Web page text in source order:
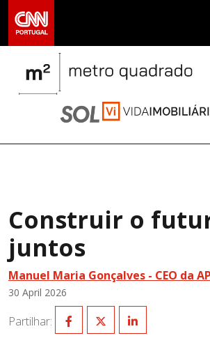
Construir o
juntos
Manuel Maria Gonçalves - CEO da
30 April 2026
Partilhar: